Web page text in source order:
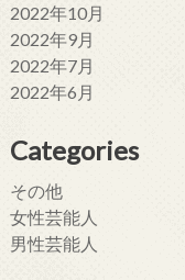
2022年10月
2022年9月
2022年7月
2022年6月
Categories
その他
女性芸能人
男性芸能人